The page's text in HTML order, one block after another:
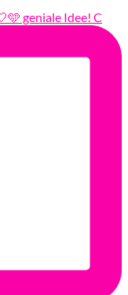
geniale Idee! C